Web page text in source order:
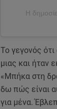
Η
Το γεγονός
μιας και ήταν
«Μπήκα στη
δω πώς είναι
για μένα.